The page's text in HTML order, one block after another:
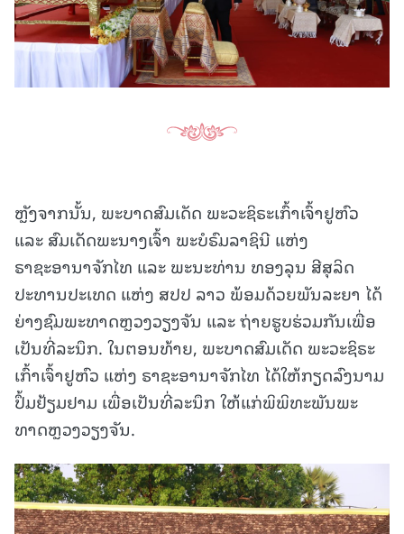
ຫຼັງຈາກນັ້ນ, ພະບາດສົມເດັດ ພະວະຊິຣະເກົ້າເຈົ້າຢູຫົວ
ແລະ ສົມເດັດພະນາງເຈົ້າ ພະບໍຣົມລາຊິນີ ແຫ່ງ
ຣາຊະອານາຈັກໄທ ແລະ ພະນະທ່ານ ທອງລຸນ ສີສຸລິດ
ປະທານປະເທດ ແຫ່ງ ສປປ ລາວ ພ້ອມດ້ວຍພັນລະຍາ ໄດ້
ຍ່າງຊົມພະທາດຫຼວງວຽງຈັນ ແລະ ຖ່າຍຮູບຮ່ວມກັນເພື່ອ
ເປັນທີ່ລະນຶກ. ໃນຕອນທ້າຍ, ພະບາດສົມເດັດ ພະວະຊິຣະ
ເກົ້າເຈົ້າຢູຫົວ ແຫ່ງ ຣາຊະອານາຈັກໄທ ໄດ້ໃຫ້ກຽດລົງນາມ
ປຶ້ມຢ້ຽມຢາມ ເພື່ອເປັນທີ່ລະນຶກ ໃຫ້ແກ່ພິພິທະພັນພະ
ທາດຫຼວງວຽງຈັນ.